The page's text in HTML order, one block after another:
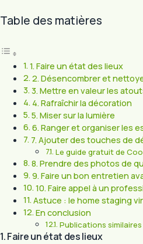
Table des matières
1. Faire un état des lieux
2. Désencombrer et
3. Mettre en valeur les
4. Rafraîchir la décoration
5. Miser sur la lumière
6. Ranger et organiser les
7. Ajouter des touches de
Le guide gratuit de
8. Prendre des photos de
9. Faire un bon entretien
10. Faire appel à un
Astuce : le home staging
En conclusion
Publications similaires
1. Faire un état des lieux